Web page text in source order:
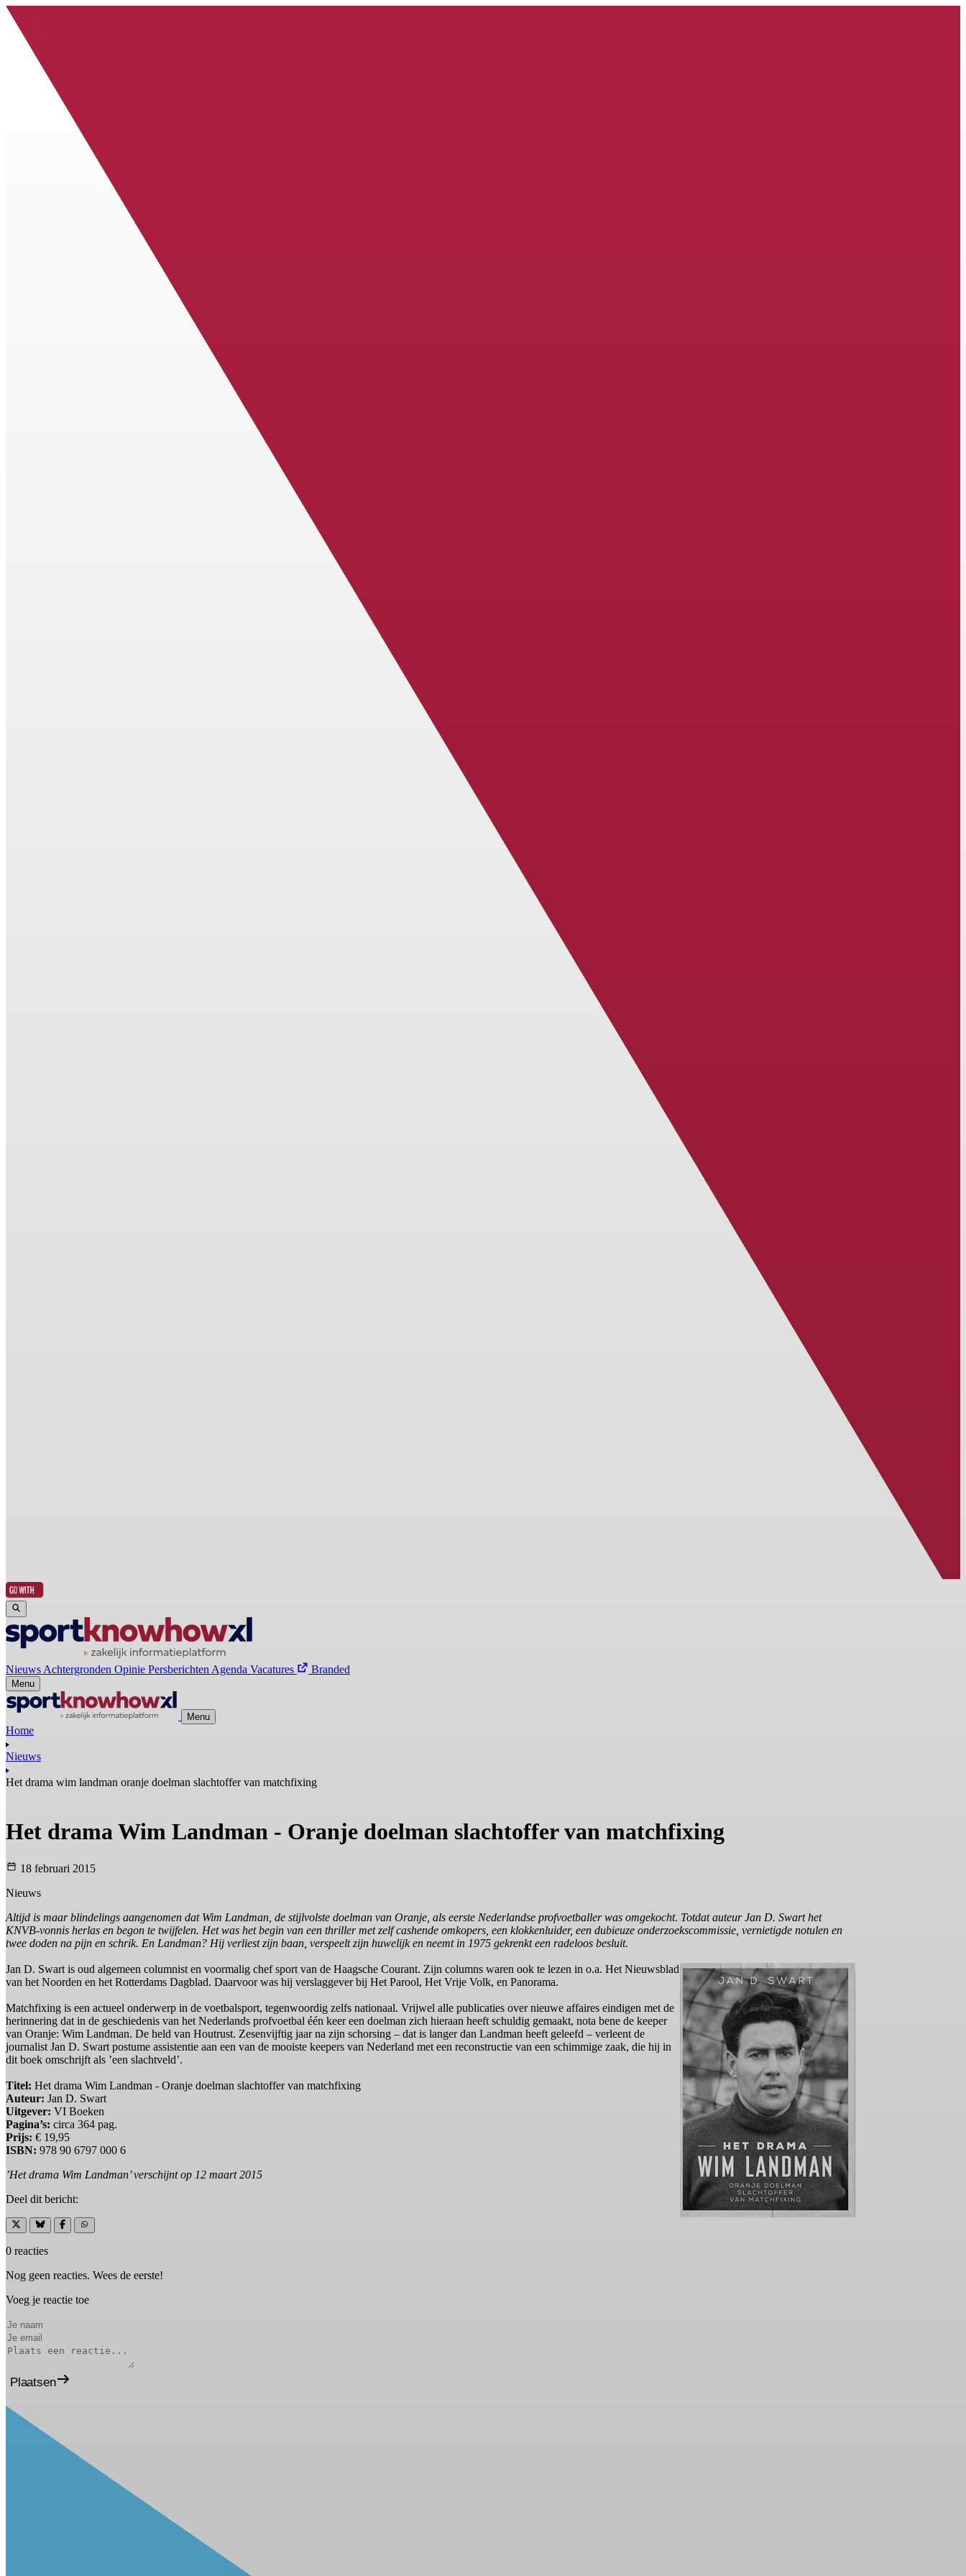
Nieuws Achtergronden Opinie Persberichten Agenda Vacatures Branded
Menu
Menu
Home
Nieuws
Het drama wim landman oranje doelman slachtoffer van matchfixing
Het drama Wim Landman - Oranje doelman slachtoffer van matchfixing
18 februari 2015
Nieuws
Altijd is maar blindelings aangenomen dat Wim Landman, de stijlvolste doelman van Oranje, als eerste Nederlandse profvoetballer was omgekocht. Totdat auteur Jan D. Swart het
KNVB-vonnis herlas en begon te twijfelen. Het was het begin van een thriller met zelf cashende omkopers, een klokkenluider, een dubieuze onderzoekscommissie, vernietigde notulen en
twee doden na pijn en schrik. En Landman? Hij verliest zijn baan, verspeelt zijn huwelijk en neemt in 1975 gekrenkt een radeloos besluit.
Jan D. Swart is oud algemeen columnist en voormalig chef sport van de Haagsche Courant. Zijn columns waren ook te lezen in o.a. Het Nieuwsblad
van het Noorden en het Rotterdams Dagblad. Daarvoor was hij verslaggever bij Het Parool, Het Vrije Volk, en Panorama.
Matchfixing is een actueel onderwerp in de voetbalsport, tegenwoordig zelfs nationaal. Vrijwel alle publicaties over nieuwe affaires eindigen met de
herinnering dat in de geschiedenis van het Nederlands profvoetbal één keer een doelman zich hieraan heeft schuldig gemaakt, nota bene de keeper
van Oranje: Wim Landman. De held van Houtrust. Zesenvijftig jaar na zijn schorsing – dat is langer dan Landman heeft geleefd – verleent de
journalist Jan D. Swart postume assistentie aan een van de mooiste keepers van Nederland met een reconstructie van een schimmige zaak, die hij in
dit boek omschrijft als ’een slachtveld’.
Titel: Het drama Wim Landman - Oranje doelman slachtoffer van matchfixing
Auteur: Jan D. Swart
Uitgever: VI Boeken
Pagina’s: circa 364 pag.
Prijs: € 19,95
ISBN: 978 90 6797 000 6
’Het drama Wim Landman’ verschijnt op 12 maart 2015
Deel dit bericht:
0 reacties
Nog geen reacties. Wees de eerste!
Voeg je reactie toe
Plaatsen